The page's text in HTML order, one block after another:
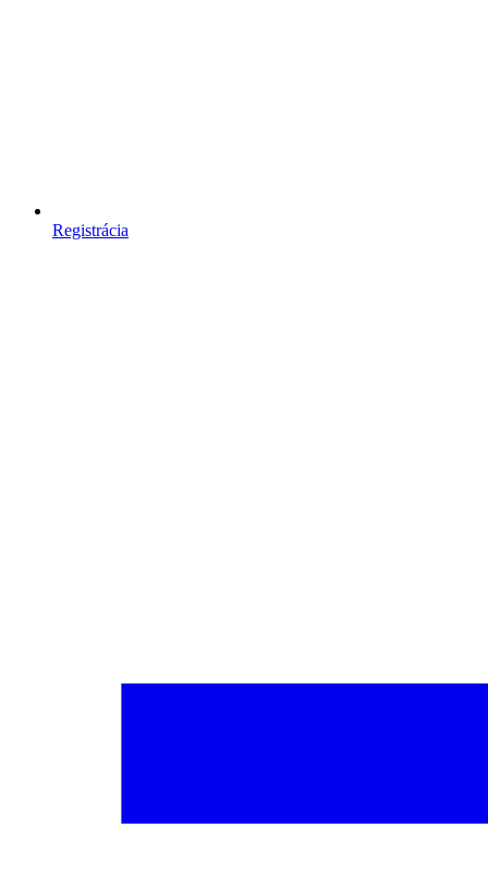
Registrácia